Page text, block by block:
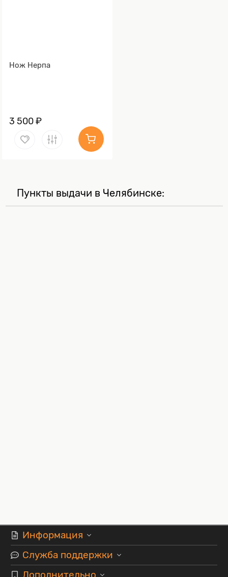
Нож Нерпа
3 500 ₽
Пункты выдачи в Челябинске:
Информация
Служба поддержки
Дополнительно